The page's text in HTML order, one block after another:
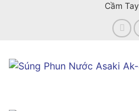
Cầm